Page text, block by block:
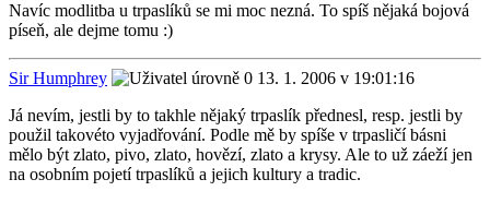
Navíc modlitba u trpaslíků se mi moc nezná. To spíš nějaká bojová
píseň, ale dejme tomu :)
Sir Humphrey
13. 1. 2006 v 19:01:16
Já nevím, jestli by to takhle nějaký trpaslík přednesl, resp. jestli by
použil takovéto vyjadřování. Podle mě by spíše v trpasličí básni
mělo být zlato, pivo, zlato, hovězí, zlato a krysy. Ale to už záeží jen
na osobním pojetí trpaslíků a jejich kultury a tradic.